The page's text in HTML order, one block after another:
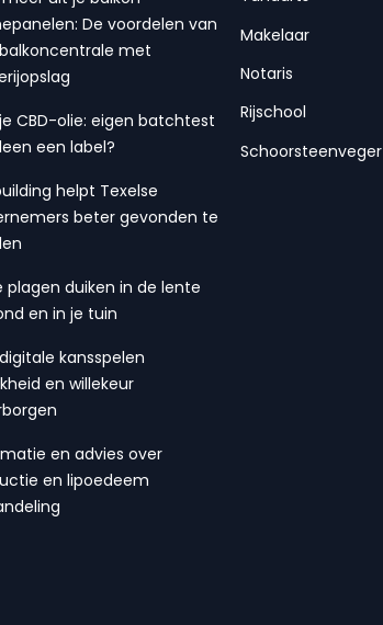
De voordelen van
met
CBD-olie: eigen batchtest
een label?
helpt Texelse
beter gevonden te
plagen duiken in de lente
en in je tuin
kansspelen
en willekeur
en advies over
en lipoedeem
Makelaar
Notaris
Rijschool
Schoorsteenveger